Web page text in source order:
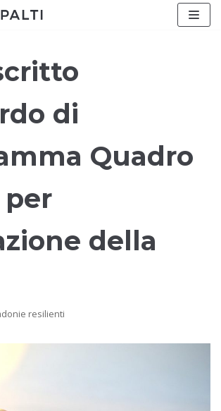
di
Quadro
per
della
resilienti